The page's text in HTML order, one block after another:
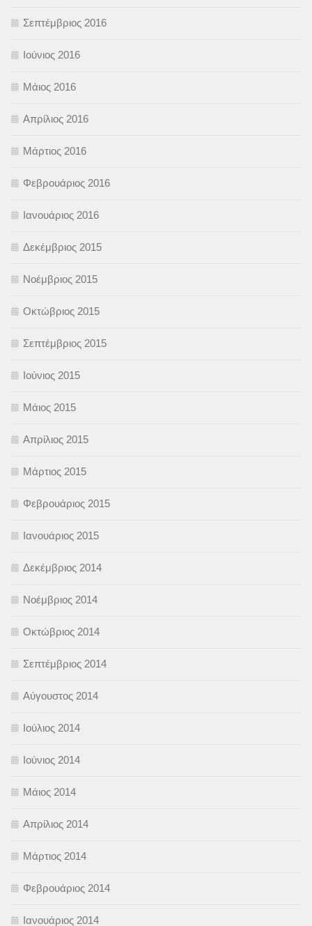
Σεπτέμβριος 2016
Ιούνιος 2016
Μάιος 2016
Απρίλιος 2016
Μάρτιος 2016
Φεβρουάριος 2016
Ιανουάριος 2016
Δεκέμβριος 2015
Νοέμβριος 2015
Οκτώβριος 2015
Σεπτέμβριος 2015
Ιούνιος 2015
Μάιος 2015
Απρίλιος 2015
Μάρτιος 2015
Φεβρουάριος 2015
Ιανουάριος 2015
Δεκέμβριος 2014
Νοέμβριος 2014
Οκτώβριος 2014
Σεπτέμβριος 2014
Αύγουστος 2014
Ιούλιος 2014
Ιούνιος 2014
Μάιος 2014
Απρίλιος 2014
Μάρτιος 2014
Φεβρουάριος 2014
Ιανουάριος 2014